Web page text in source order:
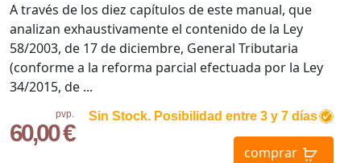
pvp.
60,00 €
Sin Stock. Posibilidad entre 3 y 7 días
comprar
A través de los diez capítulos de este manual, que
analizan exhaustivamente el contenido de la Ley
58/2003, de 17 de diciembre, General Tributaria
(conforme a la reforma parcial efectuada por la Ley
34/2015, de ...